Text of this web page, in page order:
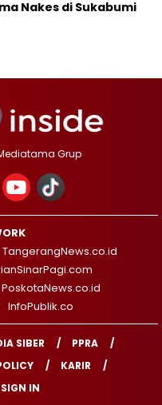
Nakes di Sukabumi
Grup
TangerangNews.co.id
PoskotaNews.co.id
InfoPublik.co
SIBER
PPRA
KARIR
SIGN IN